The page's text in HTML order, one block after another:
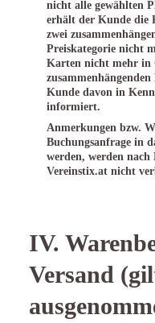
nicht alle gewählten
erhält der Kunde die
zwei
Preiskategorie nicht
Karten nicht mehr in
Kunde davon in
informiert.
Anmerkungen bzw.
Buchungsanfrage in
werden, werden
Vereinstix.at nicht
IV.
Versand